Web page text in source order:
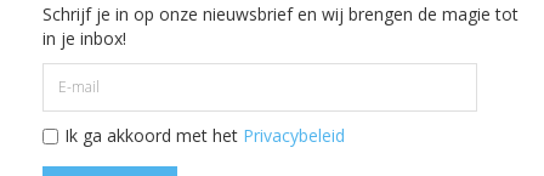
Schrijf je in op onze nieuwsbrief en wij brengen de magie tot
in je inbox!
Ik ga akkoord met het Privacybeleid